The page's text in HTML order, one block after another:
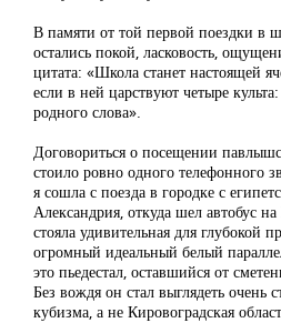
В памяти от той первой поездки в
остались покой, ласковость,
цитата: «Школа станет настоящей
если в ней царствуют четыре
родного слова».
Договориться о посещении
стоило ровно одного телефонного
я сошла с поезда в городке с
Александрия, откуда шел автобус
стояла удивительная для глубокой
огромный идеальный белый
это пьедестал, оставшийся от
Без вождя он стал выглядеть очень
кубизма, а не Кировоградская